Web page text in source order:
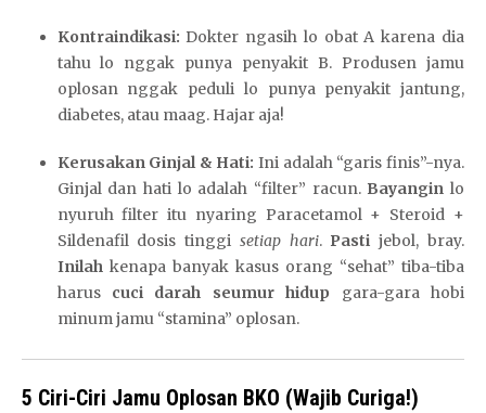
Kontraindikasi: Dokter ngasih lo obat A karena dia
tahu lo nggak punya penyakit B. Produsen jamu
oplosan nggak peduli lo punya penyakit jantung,
diabetes, atau maag. Hajar aja!
Kerusakan Ginjal & Hati: Ini adalah “garis finis”-nya.
Ginjal dan hati lo adalah “filter” racun. Bayangin lo
nyuruh filter itu nyaring Paracetamol + Steroid +
Sildenafil dosis tinggi setiap hari. Pasti jebol, bray.
Inilahkenapa banyak kasus orang “sehat” tiba-tiba
harus cuci darah seumur hidup gara-gara hobi
minum jamu “stamina” oplosan.
5 Ciri-Ciri Jamu Oplosan BKO (Wajib Curiga!)